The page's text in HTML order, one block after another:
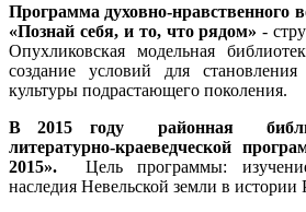
Программа духовно-нравственного
«Познай себя, и то, что рядом» -
Опухликовская модельная
создание условий для становления
культуры подрастающего поколения.
В 2015 году районная
литературно-краеведческой
2015».Цель программы:
наследия Невельской земли в истории